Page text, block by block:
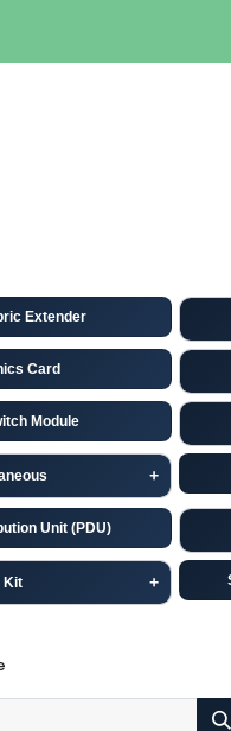
Extender
Card
Module
Unit (PDU)
Kit